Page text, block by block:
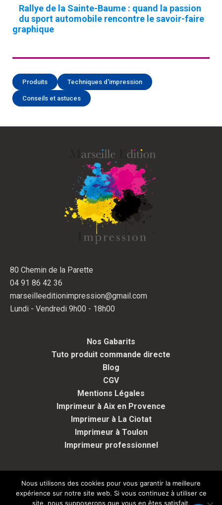
Rallye de la Sainte-Baume : quand la passion
du sport automobile rencontre le savoir-faire
graphique
Produits Techniques d'impression
Conseils et astuces
80 Chemin de la Parette
04 91 86 42 36
marseilleeditionimpression@gmail.com
Lundi - Vendredi 9h00 - 18h00
Nos Gabarits
Tuto produit commande directe
Blog
CGV
Mentions Légales
Imprimeur à Aix en Provence
Imprimeur à La Ciotat
Imprimeur à Toulon
Imprimeur professionnel
Copyright Marseille Edition Impression - Tous droits réservés -
Nous utilisons des cookies pour vous garantir la meilleure
expérience sur notre site web. Si vous continuez à utiliser ce
site, nous supposerons que vous en êtes satisfait.